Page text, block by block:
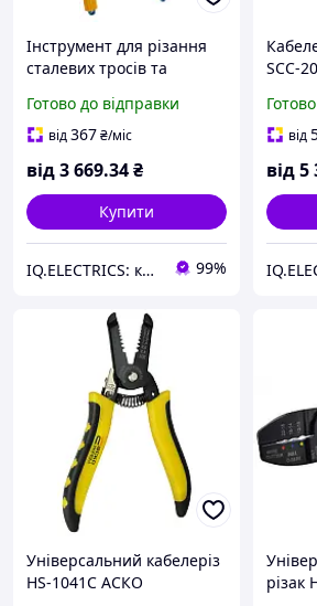
Інструмент для різання
сталевих тросів та
100, до 10 мм
Готово до відправки
від367₴/міс
від3 669.34₴
Купити
IQ.ELECTRICS: купити електрику оптом 99%
SCC-
від
від5
Універсальний кабелеріз
HS-1041C АСКО
різак